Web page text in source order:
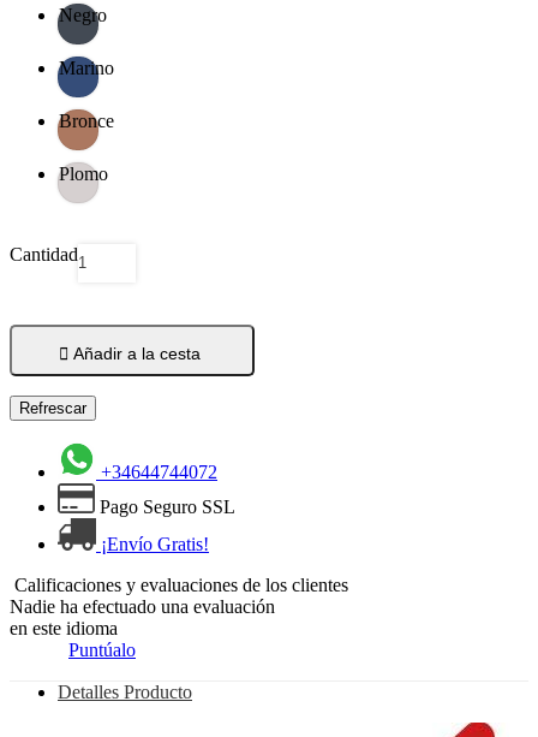
Negro
Marino
Bronce
Plomo
Cantidad
 Añadir a la cesta
+34644744072
Pago Seguro SSL
¡Envío Gratis!
Calificaciones y evaluaciones de los clientes
Nadie ha efectuado una evaluación
en este idioma
Puntúalo
Detalles Producto